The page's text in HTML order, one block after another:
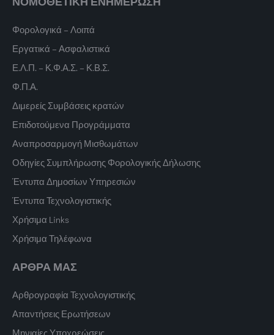
Φορολογικά – Λοιπά
Εργατικά – Ασφαλιστικά
Ε.Λ.Π. – Κ.Φ.Α.Σ. – Κ.Β.Σ.
Φ.Π.Α.
Διμερείς Συμβάσεις κρατών
Επιδοτούμενα Προγράμματα
Αναπροσαρμογή Μισθωμάτων
Οδηγίες Συμπλήρωσης Φορολογικής Δήλωσης
Έντυπα Δημοσίων Υπηρεσιών
Έντυπα Τεχνολογιστικής
Χρήσιμα Links
Χρήσιμα Τηλέφωνα
ΑΡΘΡΑ ΜΑΣ
Αρθρογραφία Τεχνολογιστικής
Απαντήσεις Ερωτήσεων
Μηνιαίες Υποχρεώσεις